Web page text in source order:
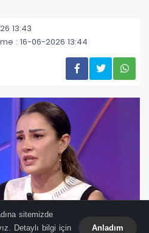
13:43
: 16-06-2026 13:44
sitemizde
Detaylı bilgi için
Anladım